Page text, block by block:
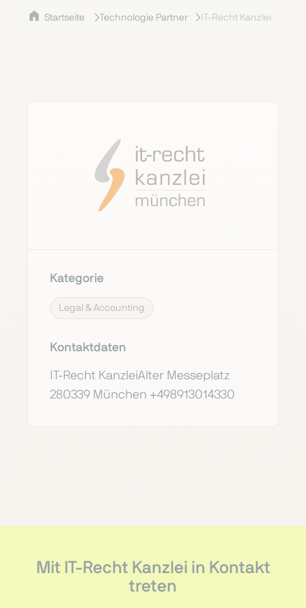
Startseite Technologie Partner IT-Recht Kanzlei
Kategorie
Legal & Accounting
Kontaktdaten
IT-Recht KanzleiAlter Messeplatz
280339 München +498913014330
Mit IT-Recht Kanzlei in Kontakt
treten